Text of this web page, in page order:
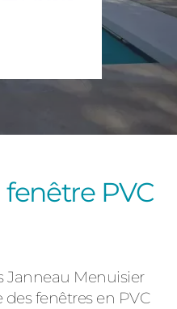
PVC
Janneau Menuisier
fenêtres en PVC